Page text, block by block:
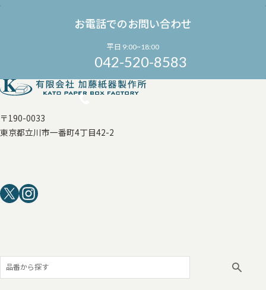
お電話でのお問い合わせ
平日 9:00~18:00
042-520-8583
〒190-0033
東京都立川市一番町4丁目42-2